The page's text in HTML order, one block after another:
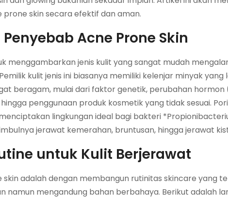
skin secara efektif dan aman.
Acne Prone Skin
menggambarkan jenis kulit yang sangat mudah
kulit jenis ini biasanya memiliki kelenjar minyak yang
beragam, mulai dari faktor genetik, perubahan
penggunaan produk kosmetik yang tidak sesuai.
lingkungan ideal bagi bakteri
jerawat kemerahan, bruntusan, hingga jerawat
untuk Kulit Berjerawat
adalah dengan membangun rutinitas skincare yang
namun mengandung bahan berbahaya. Berikut adalah